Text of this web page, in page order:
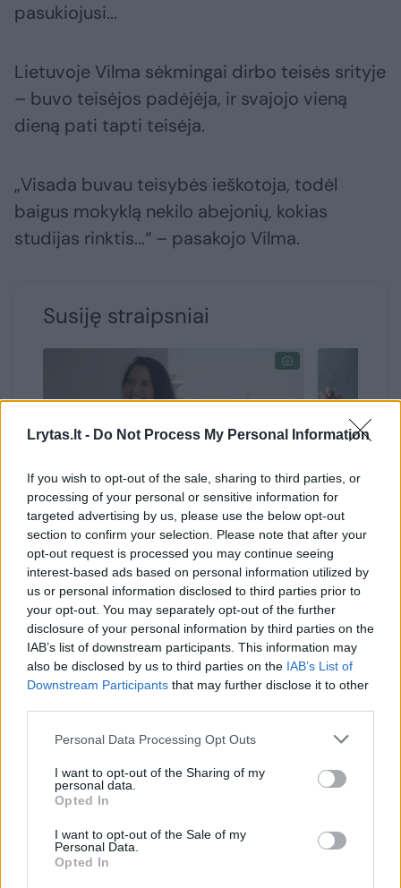
Lrytas.lt - Do Not Process My Personal Information
If you wish to opt-out of the sale, sharing to third parties, or
processing of your personal or sensitive information for
targeted advertising by us, please use the below opt-out
section to confirm your selection. Please note that after your
opt-out request is processed you may continue seeing
interest-based ads based on personal information utilized by
us or personal information disclosed to third parties prior to
your opt-out. You may separately opt-out of the further
disclosure of your personal information by third parties on the
IAB’s list of downstream participants. This information may
also be disclosed by us to third parties on the IAB’s List of
Downstream Participants that may further disclose it to other
Personal Data Processing Opt Outs
I want to opt-out of the Sharing of my
personal data.
Opted In
I want to opt-out of the Sale of my
Personal Data.
Opted In
pasukiojusi...
Lietuvoje Vilma sėkmingai dirbo teisės srityje
– buvo teisėjos padėjėja, ir svajojo vieną
dieną pati tapti teisėja.
„Visada buvau teisybės ieškotoja, todėl
baigus mokyklą nekilo abejonių, kokias
studijas rinktis...“ – pasakojo Vilma.
Susiję straipsniai
Omane gyvenanti lietuvė
Vaida apie darbą arabų
kraštuose: „Negali parodyti,
kad esi pavargęs ar
neišsimiegojęs“
„Ant
įkūrėja
stipriai
Sėkmingai baigusi magistro studijas Mykolo
Romerio universitete, ji įsidarbino ir ėmė
kopti karjeros laiptais... Aukštyn kojomis
susipažino su pilotu iš Prancūzijos. Priimti
sprendimą ir mesti viską, ko pasiekė, pasak